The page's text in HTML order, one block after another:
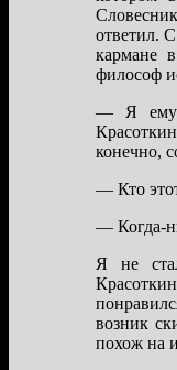
ответил.
кaрмaне
философ
— Я ему
конечно,
— Кто
— Когдa-
Я не
возник
похож нa